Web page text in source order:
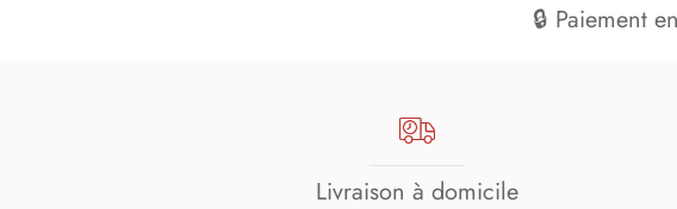
🔒 Paiement
Livraison à domicile